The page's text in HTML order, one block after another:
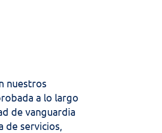
nuestros
a lo largo
de vanguardia
de servicios,